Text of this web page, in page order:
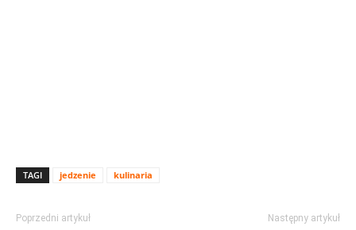
TAGI jedzenie kulinaria
Poprzedni artykuł Następny artykuł